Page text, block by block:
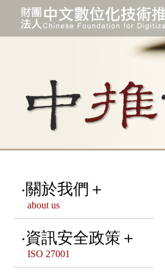
關於我們＋
about us
宗旨 & 緣起
本會組織架構
資訊安全政策＋
ISO 27001